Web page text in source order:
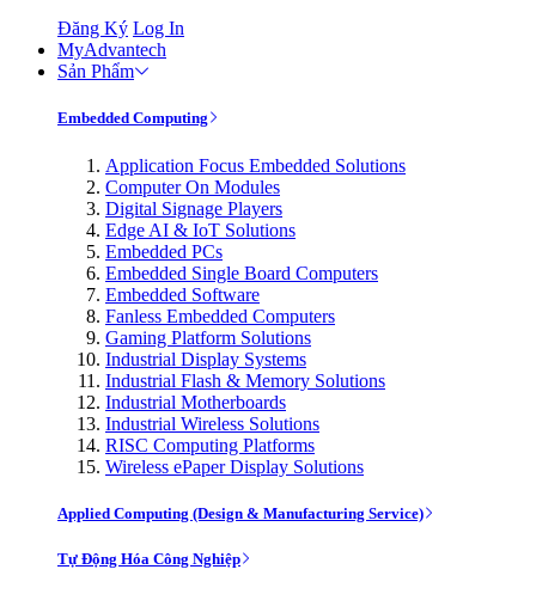
Đăng Ký Log In
MyAdvantech
Sản Phẩm
Embedded Computing
Application Focus Embedded Solutions
Computer On Modules
Digital Signage Players
Edge AI & IoT Solutions
Embedded PCs
Embedded Single Board Computers
Embedded Software
Fanless Embedded Computers
Gaming Platform Solutions
Industrial Display Systems
Industrial Flash & Memory Solutions
Industrial Motherboards
Industrial Wireless Solutions
RISC Computing Platforms
Wireless ePaper Display Solutions
Applied Computing (Design & Manufacturing Service)
Tự Động Hóa Công Nghiệp